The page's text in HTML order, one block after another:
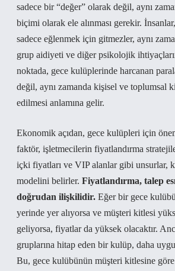
sadece bir “değer” olarak değil, aynı
biçimi olarak ele alınması gerekir.
sadece eğlenmek için gitmezler, aynı
grup aidiyeti ve diğer psikolojik
noktada, gece kulüplerinde harcanan
değil, aynı zamanda kişisel ve toplumsal
edilmesi anlamına gelir.
Ekonomik açıdan, gece kulüpleri için
faktör, işletmecilerin fiyatlandırma
içki fiyatları ve VIP alanlar gibi unsurlar,
modelini belirler. Fiyatlandırma, talep
doğrudan ilişkilidir. Eğer bir gece
yerinde yer alıyorsa ve müşteri kitlesi
geliyorsa, fiyatlar da yüksek olacaktır.
gruplarına hitap eden bir kulüp, daha
Bu, gece kulübünün müşteri kitlesine